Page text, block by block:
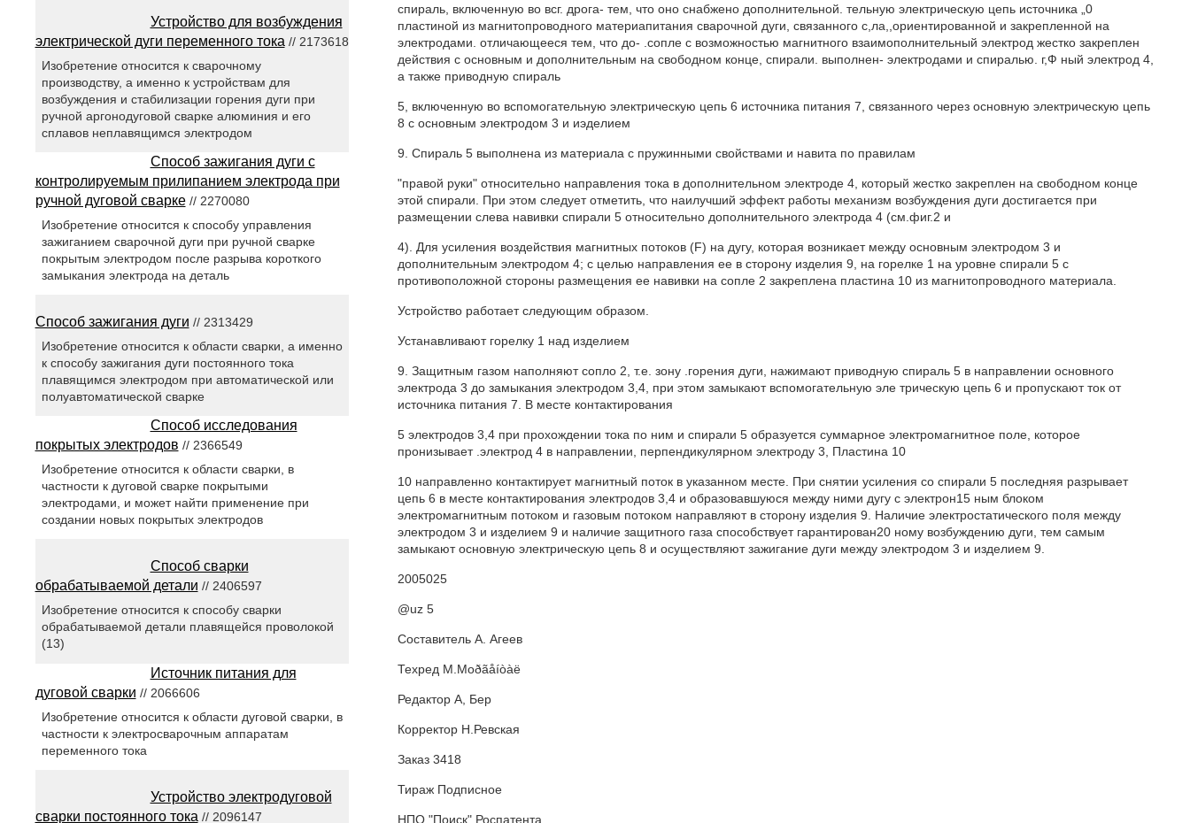
спираль, включенную во всг. дрога- тем, что оно снабжено дополнительной. тельную электрическую цепь источника „0
пластиной из магнитопроводного материапитания сварочной дуги, связанного с,ла,,ориентированной и закрепленной на
электродами. отличающееся тем, что до- .сопле с возможностью магнитного взаимополнительный электрод жестко закреплен
действия с основным и дополнительным на свободном конце, спирали. выполнен- электродами и спиралью. г,Ф ный электрод 4,
а также приводную спираль
5, включенную во вспомогательную электрическую цепь 6 источника питания 7, связанного через основную электрическую цепь
8 с основным электродом 3 и иэделием
9. Спираль 5 выполнена из материала с пружинными свойствами и навита по правилам
"правой руки" относительно направления тока в дополнительном электроде 4, который жестко закреплен на свободном конце
этой спирали. При этом следует отметить, что наилучший эффект работы механизм возбуждения дуги достигается при
размещении слева навивки спирали 5 относительно дополнительного электрода 4 (см.фиг.2 и
4). Для усиления воздействия магнитных потоков (F) на дугу, которая возникает между основным электродом 3 и
дополнительным электродом 4; с целью направления ее в сторону изделия 9, на горелке 1 на уровне спирали 5 с
противоположной стороны размещения ее навивки на сопле 2 закреплена пластина 10 из магнитопроводного материала.
Устройство работает следующим образом.
Устанавливают горелку 1 над изделием
9. Защитным газом наполняют сопло 2, т.е. зону .горения дуги, нажимают приводную спираль 5 в направлении основного
электрода 3 до замыкания электродом 3,4, при этом замыкают вспомогательную эле трическую цепь 6 и пропускают ток от
источника питания 7. В месте контактирования
5 электродов 3,4 при прохождении тока по ним и спирали 5 образуется суммарное электромагнитное поле, которое
пронизывает .электрод 4 в направлении, перпендикулярном электроду 3, Пластина 10
10 направленно контактирует магнитный поток в указанном месте. При снятии усиления со спирали 5 последняя разрывает
цепь 6 в месте контактирования электродов 3,4 и образовавшуюся между ними дугу с электрон15 ным блоком
электромагнитным потоком и газовым потоком направляют в сторону изделия 9. Наличие электростатического поля между
электродом 3 и изделием 9 и наличие защитного газа способствует гарантирован20 ному возбуждению дуги, тем самым
замыкают основную электрическую цепь 8 и осуществляют зажигание дуги между электродом 3 и изделием 9.
2005025
@uz 5
Составитель А. Агеев
Техред M.Moðãåíòàë
Редактор А, Бер
Корректор Н.Ревская
Заказ 3418
Тираж Подписное
НПО "Поиск" Роспатента
Устройство для возбуждения
электрической дуги переменного тока // 2173618
Изобретение относится к сварочному
производству, а именно к устройствам для
возбуждения и стабилизации горения дуги при
ручной аргонодуговой сварке алюминия и его
сплавов неплавящимся электродом
Способ зажигания дуги с
контролируемым прилипанием электрода при
ручной дуговой сварке// 2270080
Изобретение относится к способу управления
зажиганием сварочной дуги при ручной сварке
покрытым электродом после разрыва короткого
замыкания электрода на деталь
Способ зажигания дуги // 2313429
Изобретение относится к области сварки, а именно
к способу зажигания дуги постоянного тока
плавящимся электродом при автоматической или
полуавтоматической сварке
Способ исследования
покрытых электродов // 2366549
Изобретение относится к области сварки, в
частности к дуговой сварке покрытыми
электродами, и может найти применение при
создании новых покрытых электродов
Способ сварки
обрабатываемой детали // 2406597
Изобретение относится к способу сварки
обрабатываемой детали плавящейся проволокой
(13)
Источник питания для
дуговой сварки // 2066606
Изобретение относится к области дуговой сварки, в
частности к электросварочным аппаратам
переменного тока
Устройство электродуговой
сварки постоянного тока // 2096147